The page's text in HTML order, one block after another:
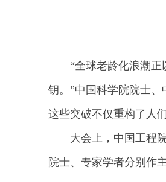
“全球老龄化浪潮
钥。”中国科学院院士
这些突破不仅重构了人
大会上，中国工程
院士、专家学者分别作